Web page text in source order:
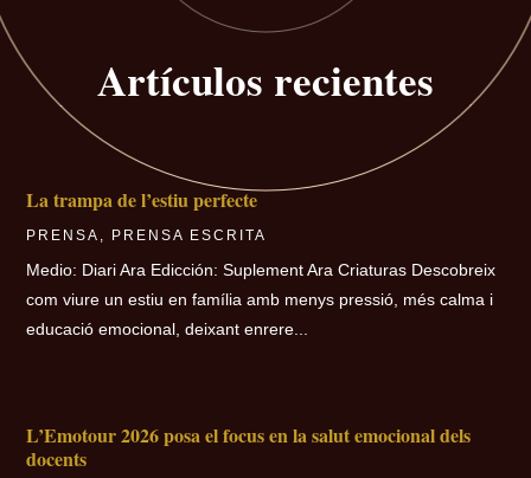
Artículos recientes
La trampa de l’estiu perfecte
PRENSA , PRENSA ESCRITA
Medio: Diari Ara Edicción: Suplement Ara Criaturas Descobreix
com viure un estiu en família amb menys pressió, més calma i
educació emocional, deixant enrere...
L’Emotour 2026 posa el focus en la salut emocional dels
docents